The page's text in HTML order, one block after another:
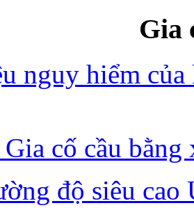
Gia
nguy hiểm
cố cầu bằng
độ siêu cao